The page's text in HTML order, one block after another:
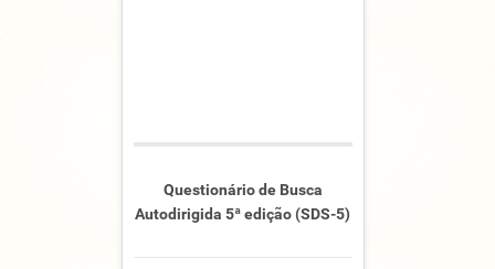
Questionário de Busca
Autodirigida 5ª edição (SDS-5)